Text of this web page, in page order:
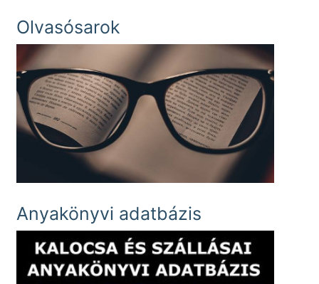
Olvasósarok
Anyakönyvi adatbázis